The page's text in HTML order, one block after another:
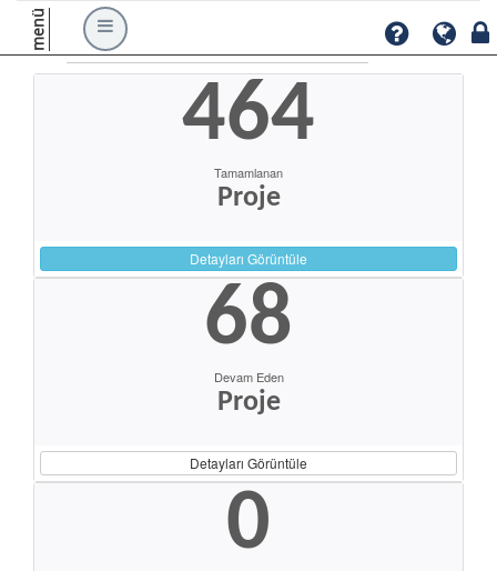
menü
464
Tamamlanan
Proje
Detayları Görüntüle
68
Devam Eden
Proje
Detayları Görüntüle
0